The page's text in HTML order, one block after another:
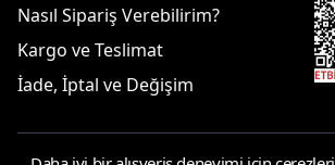
Nasıl Sipariş Verebilirim?
Kargo ve Teslimat
İade, İptal ve Değişim